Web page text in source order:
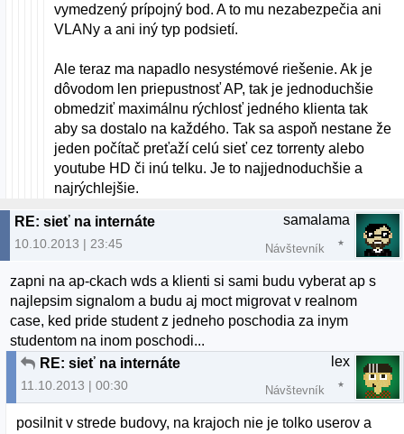
vymedzený prípojný bod. A to mu nezabezpečia ani
VLANy a ani iný typ podsietí.
Ale teraz ma napadlo nesystémové riešenie. Ak je
dôvodom len priepustnosť AP, tak je jednoduchšie
obmedziť maximálnu rýchlosť jedného klienta tak
aby sa dostalo na každého. Tak sa aspoň nestane že
jeden počítač preťaží celú sieť cez torrenty alebo
youtube HD či inú telku. Je to najjednoduchšie a
najrýchlejšie.
RE: sieť na internáte
10.10.2013 | 23:45
samalama
Návštevník
zapni na ap-ckach wds a klienti si sami budu vyberat ap s
najlepsim signalom a budu aj moct migrovat v realnom
case, ked pride student z jedneho poschodia za inym
studentom na inom poschodi...
RE: sieť na internáte
11.10.2013 | 00:30
lex
Návštevník
posilnit v strede budovy, na krajoch nie je tolko userov a